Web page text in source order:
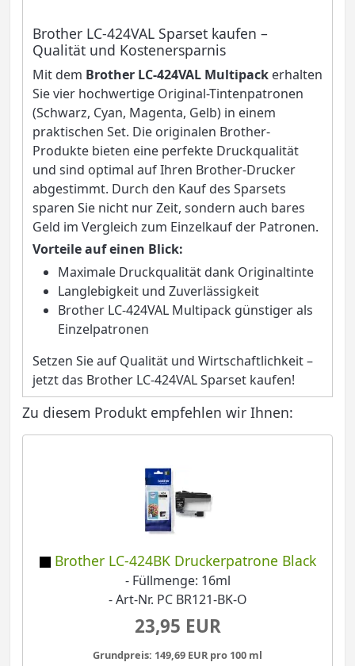
Brother LC-424VAL Sparset kaufen –
Qualität und Kostenersparnis
Mit dem Brother LC-424VAL Multipackerhalten
Sie vier hochwertige Original-Tintenpatronen
(Schwarz, Cyan, Magenta, Gelb) in einem
praktischen Set. Die originalen Brother-
Produkte bieten eine perfekte Druckqualität
und sind optimal auf Ihren Brother-Drucker
abgestimmt. Durch den Kauf des Sparsets
sparen Sie nicht nur Zeit, sondern auch bares
Geld im Vergleich zum Einzelkauf der Patronen.
Vorteile auf einen Blick:
Maximale Druckqualität dank Originaltinte
Langlebigkeit und Zuverlässigkeit
Brother LC-424VAL Multipack günstiger als
Einzelpatronen
Setzen Sie auf Qualität und Wirtschaftlichkeit –
jetzt das Brother LC-424VAL Sparset kaufen!
Zu diesem Produkt empfehlen wir Ihnen:
Brother LC-424BK Druckerpatrone Black
- Füllmenge: 16ml
- Art-Nr. PC BR121-BK-O
23,95 EUR
Grundpreis: 149,69 EUR pro 100 ml